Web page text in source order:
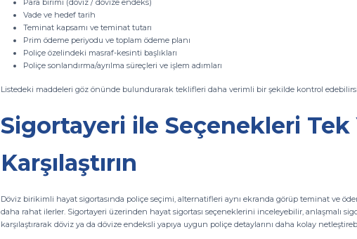
Para birimi (döviz / dövize endeks)
Vade ve hedef tarih
Teminat kapsamı ve teminat tutarı
Prim ödeme periyodu ve toplam ödeme planı
Poliçe özelindeki masraf-kesinti başlıkları
Poliçe sonlandırma/ayrılma süreçleri ve işlem adımları
Listedeki maddeleri göz önünde bulundurarak teklifleri daha verimli bir şekilde kontrol
Sigortayeri ile Seçenekleri Tek
Karşılaştırın
Döviz birikimli hayat sigortasında poliçe seçimi, alternatifleri aynı ekranda görüp teminat ve
daha rahat ilerler. Sigortayeri üzerinden hayat sigortası seçeneklerini inceleyebilir, anlaşmalı
karşılaştırarak döviz ya da dövize endeksli yapıya uygun poliçe detaylarını daha kolay